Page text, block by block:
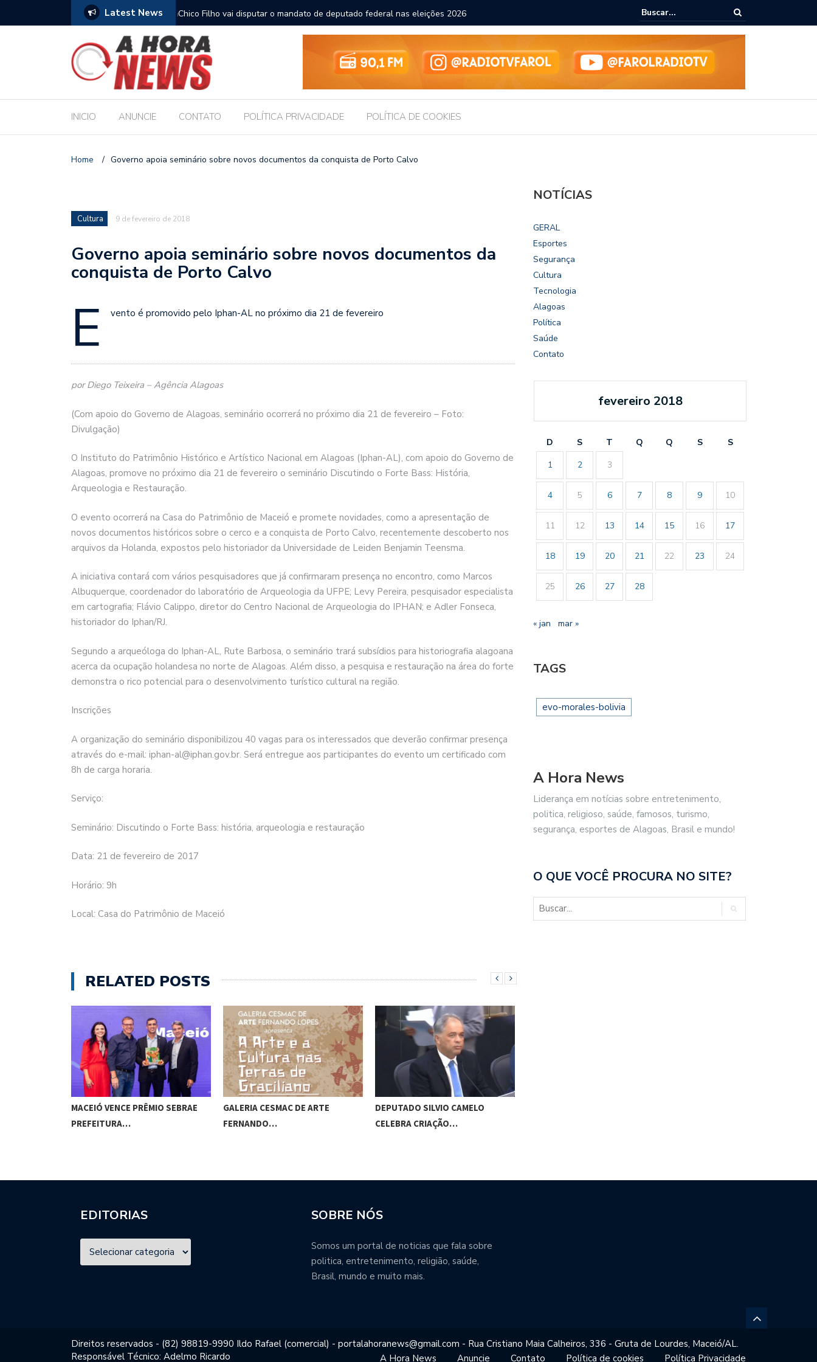
Latest News
que oficializa candidaturas de Renan Chico Filho vai disputar o mandato de deputado federal nas eleições 2026 Gestores escolares de Maceió reforçam compromisso com a Educação
INICIO ANUNCIE CONTATO POLÍTICA PRIVACIDADE POLÍTICA DE COOKIES
Home / Governo apoia seminário sobre novos documentos da conquista de Porto Calvo
Cultura 9 de fevereiro de 2018
Governo apoia seminário sobre novos documentos da
conquista de Porto Calvo
E vento é promovido pelo Iphan-AL no próximo dia 21 de fevereiro
por Diego Teixeira – Agência Alagoas
(Com apoio do Governo de Alagoas, seminário ocorrerá no próximo dia 21 de fevereiro – Foto:
Divulgação)
O Instituto do Patrimônio Histórico e Artístico Nacional em Alagoas (Iphan-AL), com apoio do Governo de
Alagoas, promove no próximo dia 21 de fevereiro o seminário Discutindo o Forte Bass: História,
Arqueologia e Restauração.
O evento ocorrerá na Casa do Patrimônio de Maceió e promete novidades, como a apresentação de
novos documentos históricos sobre o cerco e a conquista de Porto Calvo, recentemente descoberto nos
arquivos da Holanda, expostos pelo historiador da Universidade de Leiden Benjamin Teensma.
A iniciativa contará com vários pesquisadores que já confirmaram presença no encontro, como Marcos
Albuquerque, coordenador do laboratório de Arqueologia da UFPE; Levy Pereira, pesquisador especialista
em cartografia; Flávio Calippo, diretor do Centro Nacional de Arqueologia do IPHAN; e Adler Fonseca,
historiador do Iphan/RJ.
Segundo a arqueóloga do Iphan-AL, Rute Barbosa, o seminário trará subsídios para historiografia alagoana
acerca da ocupação holandesa no norte de Alagoas. Além disso, a pesquisa e restauração na área do forte
demonstra o rico potencial para o desenvolvimento turístico cultural na região.
Inscrições
A organização do seminário disponibilizou 40 vagas para os interessados que deverão confirmar presença
através do e-mail: iphan-al@iphan.gov.br. Será entregue aos participantes do evento um certificado com
8h de carga horaria.
Serviço:
Seminário: Discutindo o Forte Bass: história, arqueologia e restauração
Data: 21 de fevereiro de 2017
Horário: 9h
Local: Casa do Patrimônio de Maceió
RELATED POSTS
MACEIÓ VENCE PRÊMIO SEBRAE
PREFEITURA…
GALERIA CESMAC DE ARTE
FERNANDO…
DEPUTADO SILVIO CAMELO
CELEBRA CRIAÇÃO…
NOTÍCIAS
GERAL
Esportes
Segurança
Cultura
Tecnologia
Alagoas
Política
Saúde
Contato
fevereiro 2018
D S T Q Q S
S
1
2 3
4 5 6 7 8 9 10
11 12 13 14 15 16 17
18 19 20 21 22 23 24
25 26 27 28
« jan mar »
TAGS
evo-morales-bolivia
A Hora News
Liderança em notícias sobre entretenimento,
politica, religioso, saúde, famosos, turismo,
segurança, esportes de Alagoas, Brasil e mundo!
O QUE VOCÊ PROCURA NO SITE?
EDITORIAS SOBRE NÓS
Somos um portal de noticias que fala sobre
politica, entretenimento, religião, saúde,
Brasil, mundo e muito mais.
Direitos reservados - (82) 98819-9990 Ildo Rafael (comercial) - portalahoranews@gmail.com - Rua Cristiano Maia Calheiros, 336 - Gruta de Lourdes, Maceió/AL.
Responsável Técnico: Adelmo Ricardo
A Hora News Anuncie Contato Política de cookies Política Privacidade